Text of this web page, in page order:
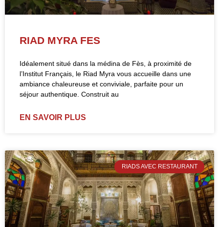
RIAD MYRA FES
Idéalement situé dans la médina de Fès, à proximité de
l’Institut Français, le Riad Myra vous accueille dans une
ambiance chaleureuse et conviviale, parfaite pour un
séjour authentique. Construit au
EN SAVOIR PLUS
RIADS AVEC RESTAURANT